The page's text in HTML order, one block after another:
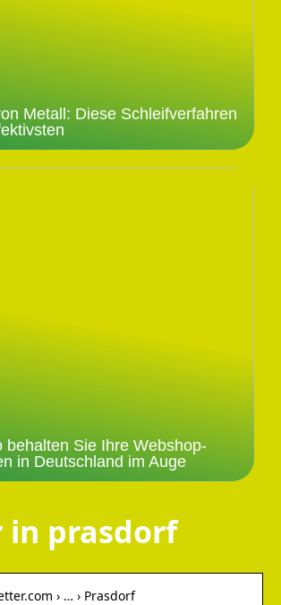
Metall: Diese Schleifverfahren
behalten Sie Ihre Webshop-
in Deutschland im Auge
in prasdorf
› … › Prasdorf